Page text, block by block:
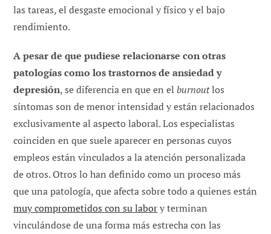
las tareas, el desgaste emocional y físico y el bajo
rendimiento.
A pesar de que pudiese relacionarse con otras
patologías como los trastornos de ansiedad y
depresión, se diferencia en que en elburnoutlos
síntomas son de menor intensidad y están relacionados
exclusivamente al aspecto laboral. Los especialistas
coinciden en que suele aparecer en personas cuyos
empleos están vinculados a la atención personalizada
de otros. Otros lo han definido como un proceso más
que una patología, que afecta sobre todo a quienes están
muy comprometidos con su labory terminan
vinculándose de una forma más estrecha con las